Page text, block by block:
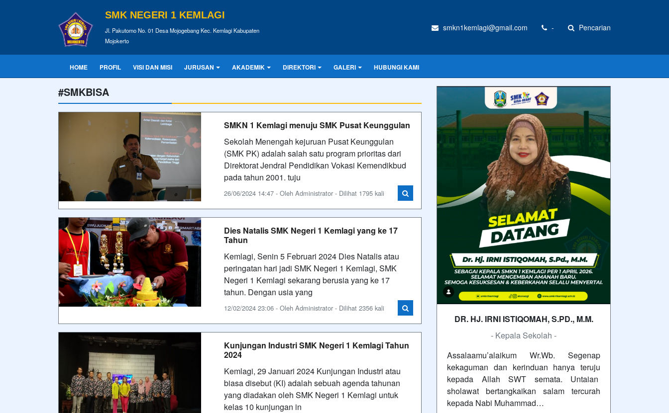
SMK NEGERI 1 KEMLAGI
Jl. Pakutomo No. 01 Desa Mojogebang Kec. Kemlagi Kabupaten
Mojokerto
smkn1kemlagi@gmail.com - Pencarian
HOME PROFIL VISI DAN MISI JURUSAN AKADEMIK DIREKTORI GALERI HUBUNGI KAMI
#SMKBISA
SMKN 1 Kemlagi menuju SMK Pusat Keunggulan
Sekolah Menengah kejuruan Pusat Keunggulan
(SMK PK) adalah salah satu program prioritas dari
Direktorat Jendral Pendidikan Vokasi Kemendikbud
pada tahun 2001. tuju
26/06/2024 14:47 - Oleh Administrator - Dilihat 1795 kali
Dies Natalis SMK Negeri 1 Kemlagi yang ke 17
Tahun
Kemlagi, Senin 5 Februari 2024 Dies Natalis atau
peringatan hari jadi SMK Negeri 1 Kemlagi, SMK
Negeri 1 Kemlagi sekarang berusia yang ke 17
tahun. Dengan usia yang
12/02/2024 23:06 - Oleh Administrator - Dilihat 2356 kali
Kunjungan Industri SMK Negeri 1 Kemlagi Tahun
2024
Kemlagi, 29 Januari 2024 Kunjungan Industri atau
biasa disebut (KI) adalah sebuah agenda tahunan
yang diadakan oleh SMK Negeri 1 Kemlagi untuk
kelas 10 kunjungan in
DR. HJ. IRNI ISTIQOMAH, S.PD., M.M.
- Kepala Sekolah -
Assalaamu’alaikum Wr.Wb. Segenap
kekaguman dan kerinduan hanya teruju
kepada Allah SWT semata. Untaian
sholawat bertangkaikan salam tercurah
kepada Nabi Muhammad…